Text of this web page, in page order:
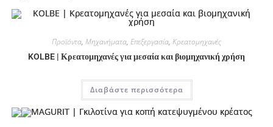
Προϊόντα, Μηχανήματα, Επεξεργασία, Κρεατομηχανές
KOLBE | Κρεατομηχανές για μεσαία και βιομηχανική χρήση
Διαβάστε περισσότερα